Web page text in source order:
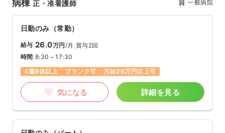
病棟正・准看護師 一般病院
日勤のみ（常勤）
給与 26.0万円 /月 賞与2回
時間 8:30～17:30
4週8休以上
ブランク可 月給26万円以上可
気になる 詳細を見る